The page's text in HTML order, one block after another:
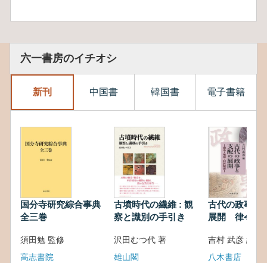
六一書房のイチオシ
新刊 中国書 韓国書 電子書籍
国分寺研究綜合事典
全三巻
須田勉 監修
高志書院
古墳時代の繊維 : 観
察と識別の手引き
沢田むつ代 著
雄山閣
古代の政事と
展開 律令・
吉村 武彦 編集
八木書店